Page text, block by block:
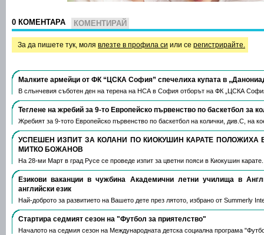
0 КОМЕНТАРА КОМЕНТИРАЙ
За да пишете тук, моля влезте в профила си или се регистрирайте.
Малките армейци от ФК “ЦСКА София” спечелиха купата в
В слънчевия съботен ден на терена на НСА в София отборът на ФК „ЦСКА
Теглене на жребий за 9-то Европейско първенство по баскетбол за
Жребият за 9-тото Европейско първенство по баскетбол на колички, див.С, на
УСПЕШЕН ИЗПИТ ЗА КОЛАНИ ПО КИОКУШИН КАРАТЕ ПОЛОЖИХА
МИТКО БОЖАНОВ
На 28-ми Март в град Русе се проведе изпит за цветни пояси в Киокушин
Езикови ваканции​ в чужбина Академични летни училища в
английски език
Най-доброто за развитието на Вашето дете през лятото, избрано от Summerly
Стартира седмият сезон на "Футбол за приятелство"
Началото на седмия сезон на Международната детска социална програма